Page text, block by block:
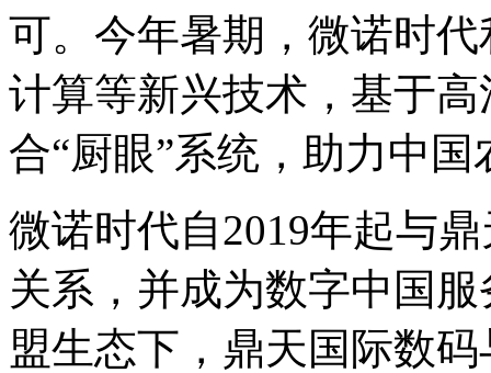
可。今年暑期，微诺时代
计算等新兴技术，基于
合“厨眼”系统，助力中
微诺时代自2019年起与
关系，并成为数字中
盟生态下，鼎天国际